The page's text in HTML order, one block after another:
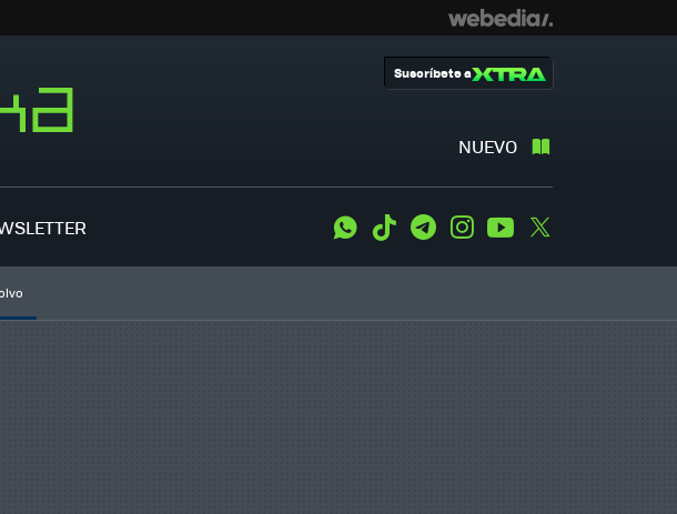
NUEVO
Suscríbete a
WhatsApp
Tiktok TelegramInstagramYoutube